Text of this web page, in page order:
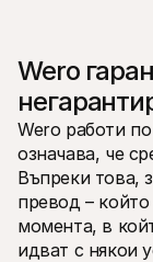
Wero
Wero работи
означава, че
Въпреки това,
превод –
момента, в
идват с някои